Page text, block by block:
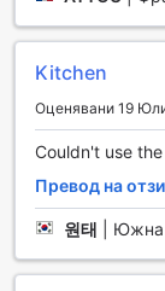
престоя на
Транспортни
Trendy Hostel
транспортни
желаят да
организиране
искате да се
Kitchen
Оценявани 19
Couldn't use
Превод на
원태 Южна